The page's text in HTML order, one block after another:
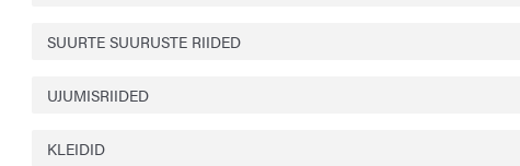
SUURTE SUURUSTE RIIDED
UJUMISRIIDED
KLEIDID